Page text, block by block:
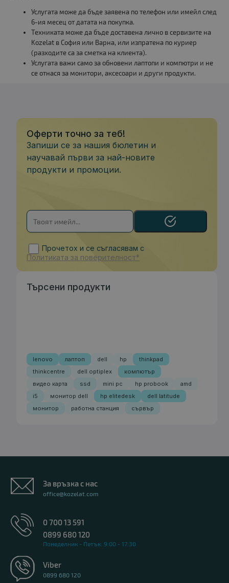
Услугата може да бъде заявена по телефон или имейл след
6-ия месец от датата на покупка.
Техниката може да бъде доставена лично в сервизите на
Kozelat в София или Варна, или изпратена по куриер
(разходите са за сметка на клиента).
Услугата важи само за обновени лаптопи и компютри и не
се отнася за монитори, аксесоари и други продукти.
Оферти точно за теб!
Запиши се за нашия бюлетин и
научавай първи за най-новите
продукти и промоции.
Прочетох и се съгласявам с
Политиката за поверителност*
Търсени продукти
lenovo лаптоп dell hp
thinkpad
thinkcentre
dell optiplex
компютър
видео карта
ssd mini pc hp probook
amd
i5
монитор dell hp elitedesk
dell latitude
монитор
работна станция сървър
За връзка с нас
office@kozelat.com
0 700 13 591
0899 680 120
Понеделник - Петък: 9:00 - 17:30
Viber
0899 680 120